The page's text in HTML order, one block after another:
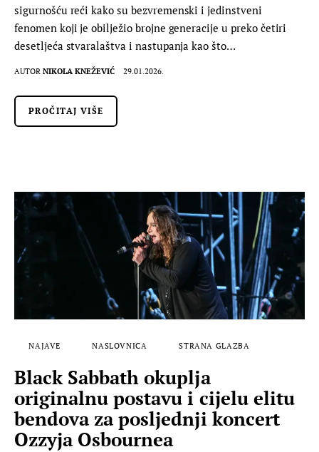
sigurnošću reći kako su bezvremenski i jedinstveni
fenomen koji je obilježio brojne generacije u preko četiri
desetljeća stvaralaštva i nastupanja kao što…
AUTOR NIKOLA KNEŽEVIĆ 29.01.2026.
PROČITAJ VIŠE
NAJAVE NASLOVNICA STRANA GLAZBA
Black Sabbath okuplja
originalnu postavu i cijelu elitu
bendova za posljednji koncert
Ozzyja Osbournea